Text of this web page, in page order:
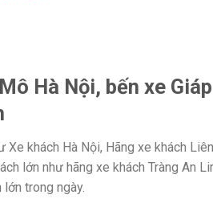
Hà Nội, bến xe
khách Hà Nội, Hãng xe khách
lớn như hãng xe khách Tràng An
trong ngày.